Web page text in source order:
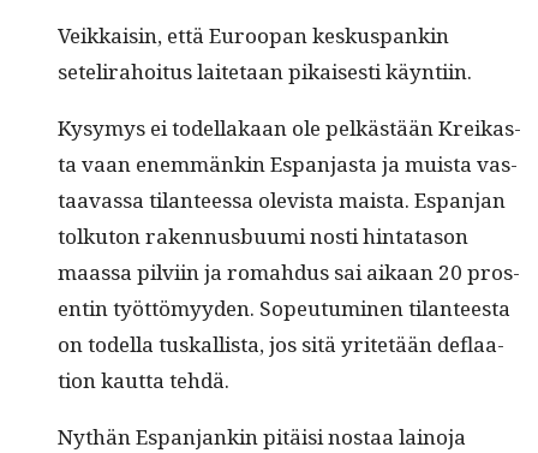
Veikkaisin, että Euroopan keskus­pankin
setelira­hoi­tus laite­taan pikaises­ti käyntiin.
Kysymys ei todel­lakaan ole pelkästään Kreikas­
ta vaan enem­mänkin Espan­jas­ta ja muista vas­
taavas­sa tilanteessa ole­vista maista. Espan­jan
tolku­ton raken­nus­bu­u­mi nos­ti hin­tata­son
maas­sa pil­vi­in ja rom­ah­dus sai aikaan 20 pros­
entin työt­tömyy­den. Sopeu­tu­mi­nen tilanteesta
on todel­la tuskallista, jos sitä yritetään deflaa­
tion kaut­ta tehdä.
Nythän Espan­jankin pitäisi nos­taa lain­o­ja